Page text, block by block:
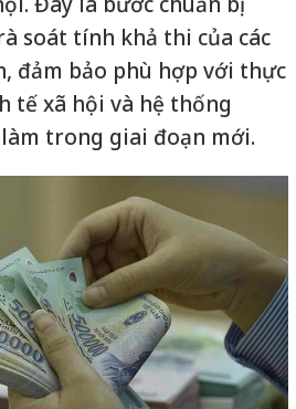
soát tính khả thi của các
đảm bảo phù hợp với thực
tế xã hội và hệ thống
làm trong giai đoạn mới.